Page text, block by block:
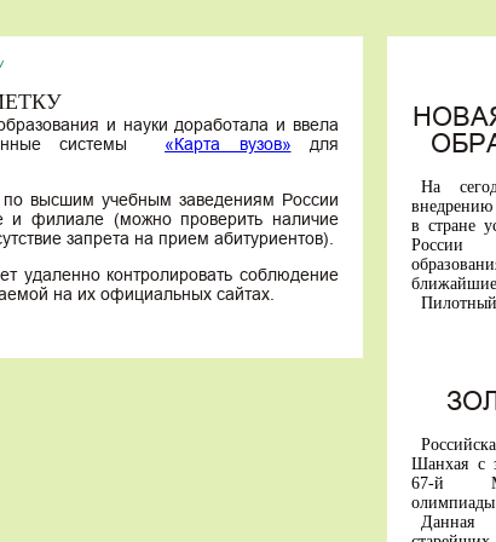
и науки доработала и ввела
системы «Карта вузов» для
по высшим учебным заведениям России
филиале (можно проверить наличие
запрета на прием абитуриентов).
удаленно контролировать соблюдение
на их официальных сайтах.
На
в стране
России
ближайшие
им.
С
участвуют
А первые
будут
В основе
России
Шанхая с
67-й
Данная